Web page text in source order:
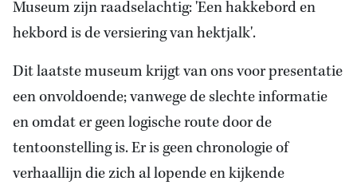
Museum zijn raadselachtig: 'Een hakkebord en
hekbord is de versiering van hektjalk'.
Dit laatste museum krijgt van ons voor presentatie
een onvoldoende; vanwege de slechte informatie
en omdat er geen logische route door de
tentoonstelling is. Er is geen chronologie of
verhaallijn die zich al lopende en kijkende